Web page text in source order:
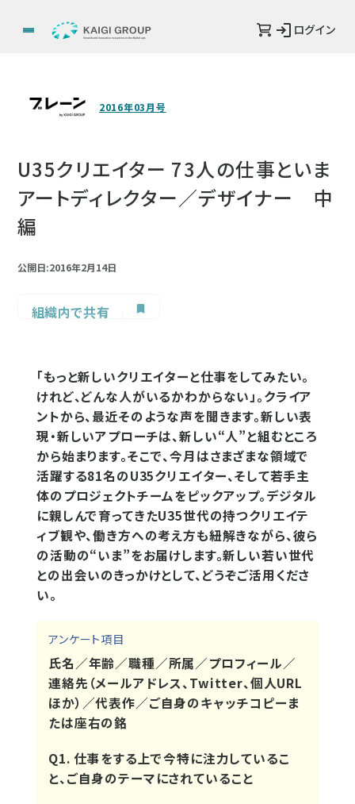
ログイン
2016年03月号
U35クリエイター 73人の仕事といま
アートディレクター／デザイナー 中
編
公開日:2016年2月14日
組織内で共有
「もっと新しいクリエイターと仕事をしてみたい。
けれど、どんな人がいるかわからない」。クライア
ントから、最近そのような声を聞きます。新しい表
現・新しいアプローチは、新しい“人”と組むところ
から始まります。そこで、今月はさまざまな領域で
活躍する81名のU35クリエイター、そして若手主
体のプロジェクトチームをピックアップ。デジタル
に親しんで育ってきたU35世代の持つクリエイテ
ィブ観や、働き方への考え方も紐解きながら、彼ら
の活動の“いま”をお届けします。新しい若い世代
との出会いのきっかけとして、どうぞご活用くださ
い。
アンケート項目
氏名／年齢／職種／所属／プロフィール／
連絡先（メールアドレス、Twitter、個人URL
ほか）／代表作／ご自身のキャッチコピーま
たは座右の銘
Q1. 仕事をする上で今特に注力しているこ
と、ご自身のテーマにされていること